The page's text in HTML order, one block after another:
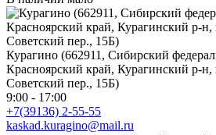
Курагино (662911, Сибирский
Красноярский край, Курагинский р-н,
Советский пер., 15Б)
9:00 - 17:00
+7(39136) 2-55-55
kaskad.kuragino@mail.ru